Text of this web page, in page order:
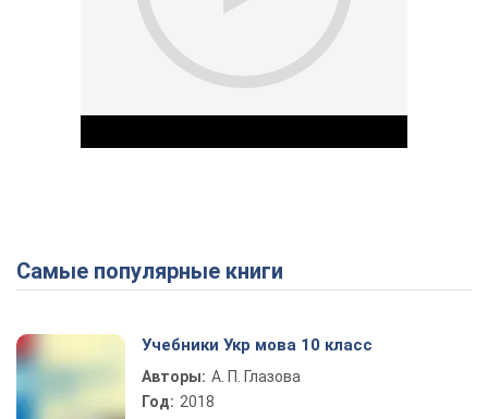
Play Video
Самые популярные книги
Учебники Укр мова 10 класс
Авторы: А. П. Глазова
Год: 2018